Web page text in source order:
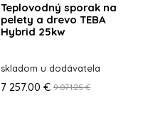
Teplovodný sporak na
pelety a drevo TEBA
Hybrid 25kw
skladom u dodávatela
7 257.00 € 9 071.25 €